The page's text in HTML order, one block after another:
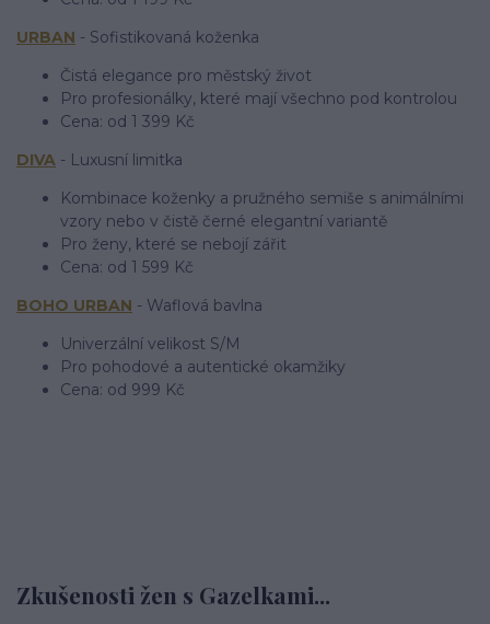
Zkušenosti žen s Gazelkami...
URBAN - Sofistikovaná koženka
Čistá elegance pro městský život
Pro profesionálky, které mají všechno pod kontrolou
Cena: od 1 399 Kč
DIVA - Luxusní limitka
Kombinace koženky a pružného semiše s animálními
vzory nebo v čistě černé elegantní variantě
Pro ženy, které se nebojí zářit
Cena: od 1 599 Kč
BOHO URBAN - Waflová bavlna
Univerzální velikost S/M
Pro pohodové a autentické okamžiky
Cena: od 999 Kč